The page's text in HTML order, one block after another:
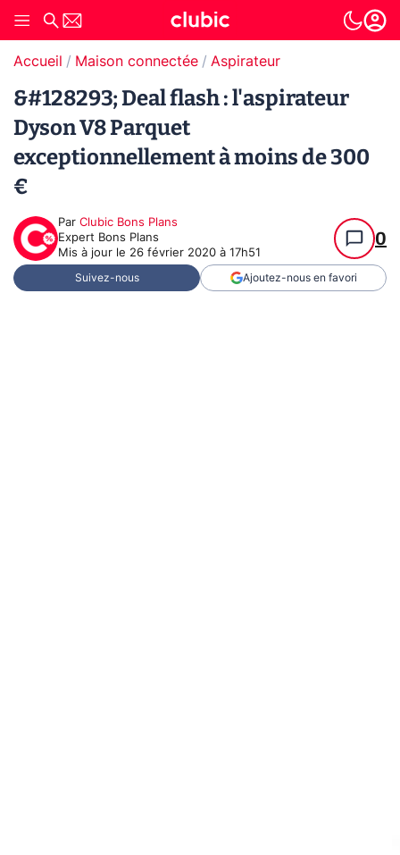
Accueil Maison connectée Aspirateur
&#128293; Deal flash : l'aspirateur
Dyson V8 Parquet
exceptionnellement à moins de 300
€
Par Clubic Bons Plans
Expert Bons Plans
Mis à jour le 26 février 2020 à 17h51
0
Suivez-nous Ajoutez-nous en favori